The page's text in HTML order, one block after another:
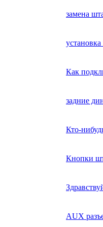
замена
Как
задние
Кто-
Кнопки
AUX